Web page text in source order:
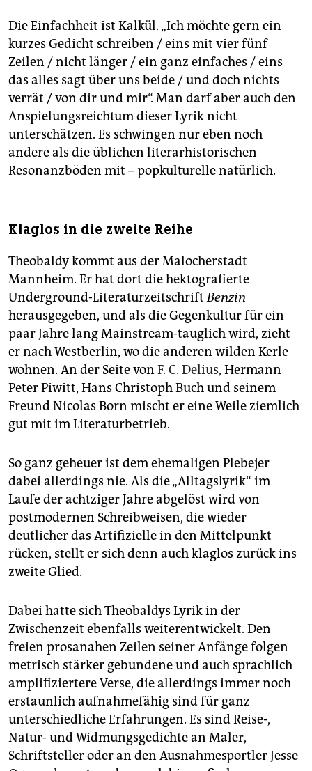
Die Einfachheit ist Kalkül. „Ich möchte gern ein
kurzes Gedicht schreiben / eins mit vier fünf
Zeilen / nicht länger / ein ganz einfaches / eins
das alles sagt über uns beide / und doch nichts
verrät / von dir und mir“. Man darf aber auch den
Anspielungsreichtum dieser Lyrik nicht
unterschätzen. Es schwingen nur eben noch
andere als die üblichen literarhistorischen
Resonanzböden mit – popkulturelle natürlich.
Klaglos in die zweite Reihe
Theobaldy kommt aus der Malocherstadt
Mannheim. Er hat dort die hektografierte
Underground-LiteraturzeitschriftBenzin
herausgegeben, und als die Gegenkultur für ein
paar Jahre lang Mainstream-tauglich wird, zieht
er nach Westberlin, wo die anderen wilden Kerle
wohnen. An der Seite von F. C. Delius, Hermann
Peter Piwitt, Hans Christoph Buch und seinem
Freund Nicolas Born mischt er eine Weile ziemlich
gut mit im Literaturbetrieb.
So ganz geheuer ist dem ehemaligen Plebejer
dabei allerdings nie. Als die „Alltagslyrik“ im
Laufe der achtziger Jahre abgelöst wird von
postmodernen Schreibweisen, die wieder
deutlicher das Artifizielle in den Mittelpunkt
rücken, stellt er sich denn auch klaglos zurück ins
zweite Glied.
Dabei hatte sich Theobaldys Lyrik in der
Zwischenzeit ebenfalls weiterentwickelt. Den
freien prosanahen Zeilen seiner Anfänge folgen
metrisch stärker gebundene und auch sprachlich
amplifiziertere Verse, die allerdings immer noch
erstaunlich aufnahmefähig sind für ganz
unterschiedliche Erfahrungen. Es sind Reise-,
Natur- und Widmungsgedichte an Maler,
Schriftsteller oder an den Ausnahmesportler Jesse